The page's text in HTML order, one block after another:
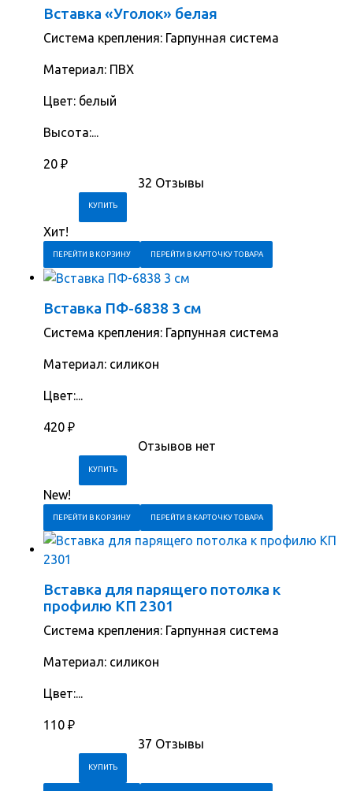
Вставка «Уголок» белая
Система крепления: Гарпунная система
Материал: ПВХ
Цвет: белый
Высота:...
20 ₽
32 Отзывы
Хит!
ПЕРЕЙТИ В КОРЗИНУ ПЕРЕЙТИ В КАРТОЧКУ ТОВАРА
Вставка ПФ-6838 3 см
Система крепления: Гарпунная система
Материал: силикон
Цвет:...
420 ₽
Отзывов нет
New!
ПЕРЕЙТИ В КОРЗИНУ ПЕРЕЙТИ В КАРТОЧКУ ТОВАРА
Вставка для парящего потолка к
профилю КП 2301
Система крепления: Гарпунная система
Материал: силикон
Цвет:...
110 ₽
37 Отзывы